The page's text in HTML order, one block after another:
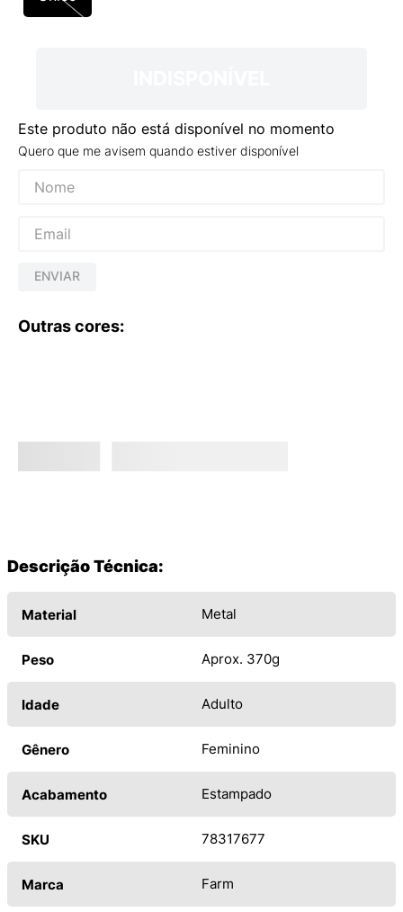
Este produto não está disponível no momento
Quero que me avisem quando estiver disponível
ENVIAR
Outras cores:
Descrição Técnica:
Material Metal
Peso Aprox. 370g
Idade Adulto
Gênero Feminino
Acabamento Estampado
SKU 78317677
Marca Farm
VANS TÊNIS VANS ULTRARANGE